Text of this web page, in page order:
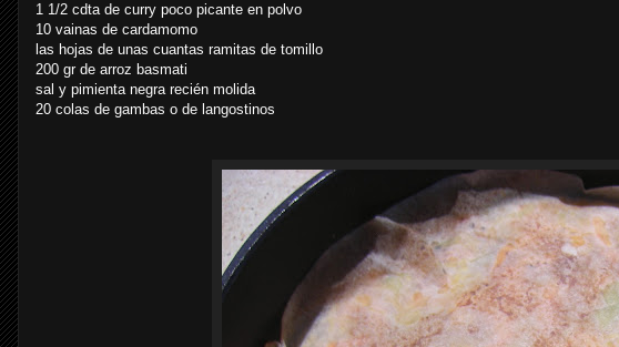
1 1/2 cdta de curry poco picante en polvo
10 vainas de cardamomo
las hojas de unas cuantas ramitas de tomillo
200 gr de arroz basmati
sal y pimienta negra recién molida
20 colas de gambas o de langostinos